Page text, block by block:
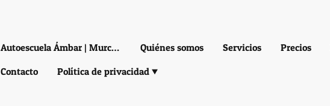
Autoescuela Ámbar | Murcia y Alcantarilla Quiénes somos Servicios Precios
Contacto
Política de privacidad